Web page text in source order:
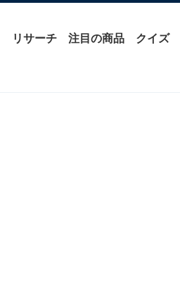
リサーチ 注目の商品 クイズ